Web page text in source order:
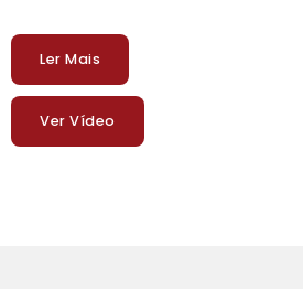
Ler Mais
Ver Vídeo